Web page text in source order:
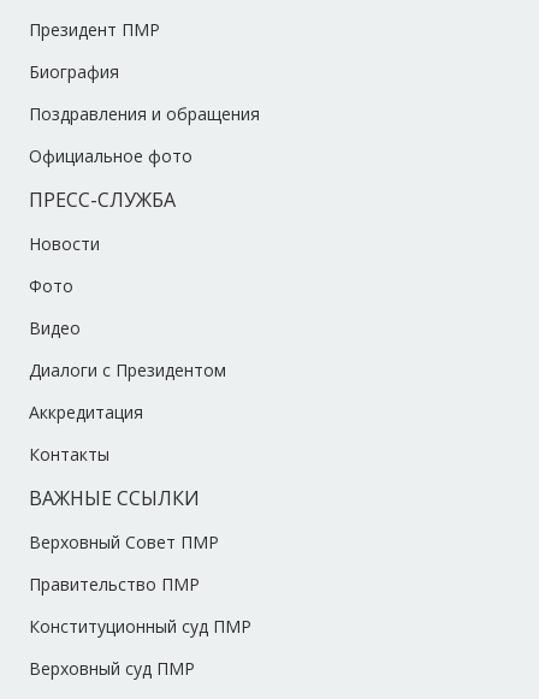
Президент ПМР
Биография
Поздравления и обращения
Официальное фото
ПРЕСС-СЛУЖБА
Новости
Фото
Видео
Диалоги с Президентом
Аккредитация
Контакты
ВАЖНЫЕ ССЫЛКИ
Верховный Совет ПМР
Правительство ПМР
Конституционный суд ПМР
Верховный суд ПМР